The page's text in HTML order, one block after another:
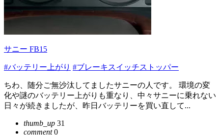
サニー FB15
#バッテリー上がり #ブレーキスイッチストッパー
ちわ、随分ご無沙汰してましたサニーの人です。 環境の変
化や謎のバッテリー上がりも重なり、中々サニーに乗れない
日々が続きましたが、昨日バッテリーを買い直して...
thumb_up 31
comment0